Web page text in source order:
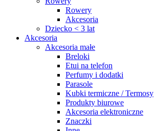
Rowery
Akcesoria
Dziecko < 3 lat
Akcesoria
Akcesoria małe
Breloki
Etui na telefon
Perfumy i dodatki
Parasole
Kubki termiczne / Termosy
Produkty biurowe
Akcesoria elektroniczne
Znaczki